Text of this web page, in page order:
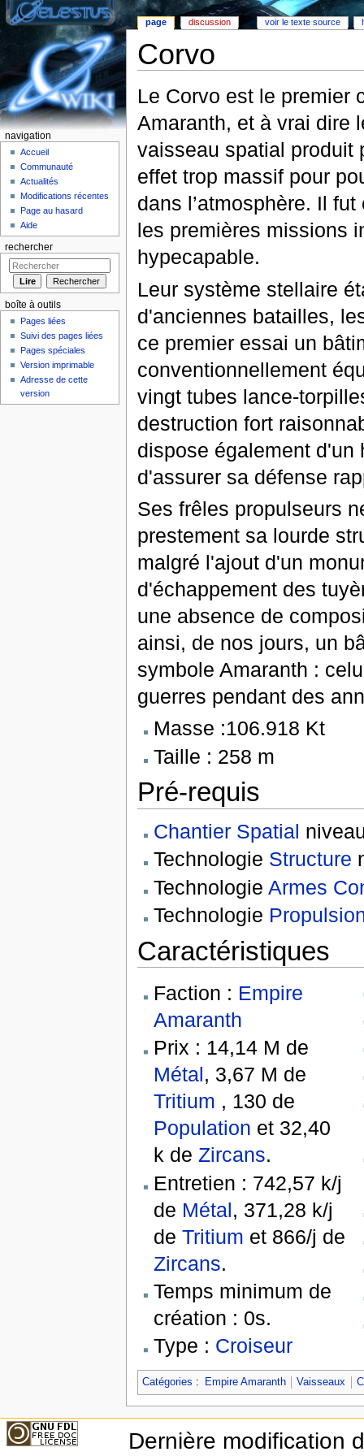
Corvo
Le Corvo est le premier
Amaranth, et à vrai dire
vaisseau spatial produit
effet trop massif pour
dans l’atmosphère. Il
les premières missions
hypecapable.
Leur système stellaire
d'anciennes batailles,
ce premier essai un
conventionnellement
vingt tubes lance-
destruction fort
dispose également
d'assurer sa défense
Ses frêles propulseurs
prestement sa lourde
malgré l'ajout d'un
d'échappement des
une absence de
ainsi, de nos jours, un
symbole Amaranth :
guerres pendant des
Masse :106.918 Kt
Taille : 258 m
Pré-requis
Chantier Spatial
Technologie Structure
Technologie Armes
Technologie
Caractéristiques
Faction : Empire
Amaranth
Prix : 14,14 M de
Métal, 3,67 M de
Tritium , 130 de
Population et 32,40
k de Zircans.
Entretien : 742,57 k/j
de Métal, 371,28 k/j
de Tritium et 866/j de
Zircans.
Temps minimum de
création : 0s.
Type : Croiseur
Catégories : Empire Amaranth Vaisseaux
page discussion voir le texte source
navigation
Accueil
Communauté
Actualités
Modifications récentes
Page au hasard
Aide
rechercher
boîte à outils
Pages liées
Suivi des pages liées
Pages spéciales
Version imprimable
Adresse de cette
version
Dernière modification